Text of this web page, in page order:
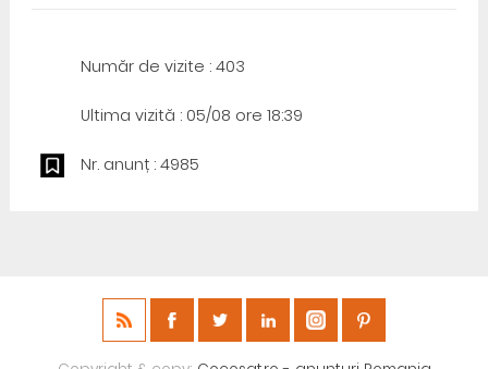
Număr de vizite : 403
Ultima vizită : 05/08 ore 18:39
Nr. anunț : 4985